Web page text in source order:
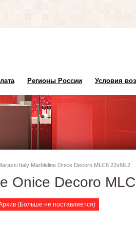
Регионы России Условия
Italy Marbleline Onice Decoro MLC6 22х66.2
Onice Decoro
(Больше не поставляется)